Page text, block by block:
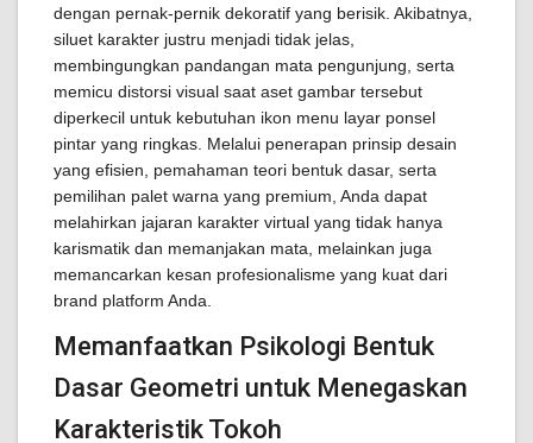
dengan pernak-pernik dekoratif yang berisik. Akibatnya,
siluet karakter justru menjadi tidak jelas,
membingungkan pandangan mata pengunjung, serta
memicu distorsi visual saat aset gambar tersebut
diperkecil untuk kebutuhan ikon menu layar ponsel
pintar yang ringkas. Melalui penerapan prinsip desain
yang efisien, pemahaman teori bentuk dasar, serta
pemilihan palet warna yang premium, Anda dapat
melahirkan jajaran karakter virtual yang tidak hanya
karismatik dan memanjakan mata, melainkan juga
memancarkan kesan profesionalisme yang kuat dari
brand platform Anda.
Memanfaatkan Psikologi Bentuk
Dasar Geometri untuk Menegaskan
Karakteristik Tokoh